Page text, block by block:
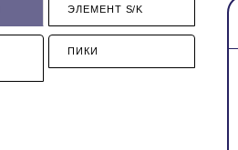
ЭЛЕМЕНТ S/K
ПИКИ